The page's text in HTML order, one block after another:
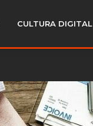
CULTURA DIGITAL